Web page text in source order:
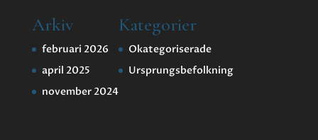
Arkiv
februari 2026
april 2025
november 2024
Kategorier
Okategoriserade
Ursprungsbefolkning